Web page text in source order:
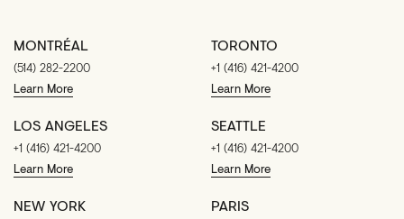
MONTRÉAL
(514) 282-2200
Learn More
TORONTO
+1 (416) 421-4200
Learn More
LOS ANGELES
+1 (416) 421-4200
Learn More
SEATTLE
+1 (416) 421-4200
Learn More
NEW YORK PARIS